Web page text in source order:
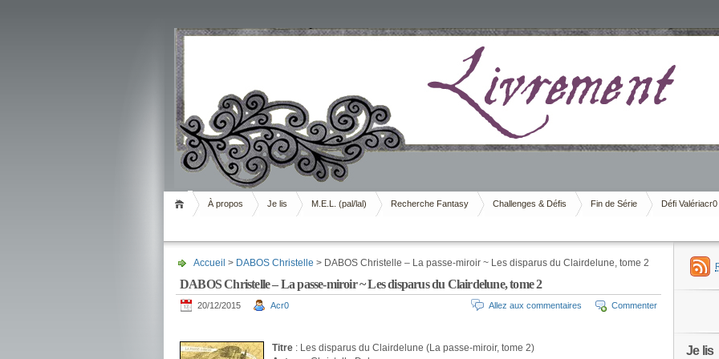
Livrement
À propos Je lis M.E.L. (pal/lal) Recherche Fantasy Challenges & Défis Fin de Série Défi Valériacr0
Accueil > DABOS Christelle > DABOS Christelle – La passe-miroir ~ Les disparus du Clairdelune, tome 2
DABOS Christelle – La passe-miroir ~ Les disparus du Clairdelune, tome 2
20/12/2015 Acr0 Commenter
Allez aux commentaires
Titre : Les disparus du Clairdelune (La passe-miroir, tome 2)
Je lis